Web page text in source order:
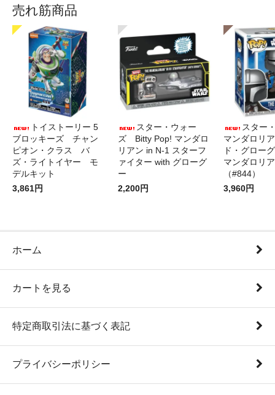
売れ筋商品
トイストーリー 5
ブロッキーズ チャン
ピオン・クラス バ
ズ・ライトイヤー モ
デルキット
3,861円
スター・ウォー
ズ Bitty Pop! マンダロ
リアン in N-1 スターフ
ァイター with グローグ
ー
2,200円
スター
マンダロリ
ド・グロー
マンダロリ
（#844）
3,960円
ホーム
カートを見る
特定商取引法に基づく表記
プライバシーポリシー